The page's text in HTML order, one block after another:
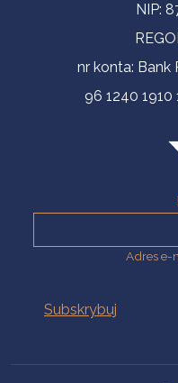
NIP:
nr konta: Bank
96 1240
Adres e-